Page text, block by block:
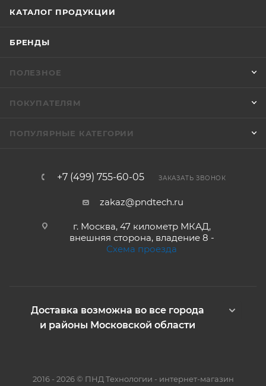
КАТАЛОГ ПРОДУКЦИИ
БРЕНДЫ
ПОЛЕЗНОЕ
ПОКУПАТЕЛЯМ
ПОПУЛЯРНЫЕ КАТЕГОРИИ
+7 (499) 755-60-05 ЗАКАЗАТЬ ЗВОНОК
zakaz@pndtech.ru
г. Москва, 47 километр МКАД,
внешняя сторона, владение 8 -
Схема проезда
Доставка возможна во все города
и районы Московской области
2016 - 2026 © ПНД Технологии - интернет-магазин